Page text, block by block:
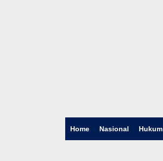
Home Nasional Hukum